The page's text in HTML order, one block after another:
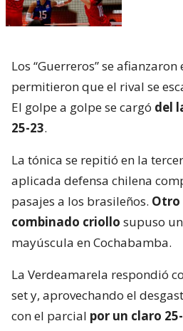
Los “Guerreros” se afianzaron
permitieron que el rival se
El golpe a golpe se cargó del
25-23.
La tónica se repitió en la
aplicada defensa chilena
pasajes a los brasileños. Otro
combinado criollo supuso
mayúscula en Cochabamba.
La Verdeamarela respondió
set y, aprovechando el
con el parcial por un claro